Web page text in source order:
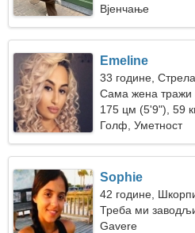
Вјенчање
Emeline
33 године,
Сама жена тражи
175 цм (5'9"), 59
Голф, Уметност
Sophie
42 године,
Треба ми
заједно на
Gavere